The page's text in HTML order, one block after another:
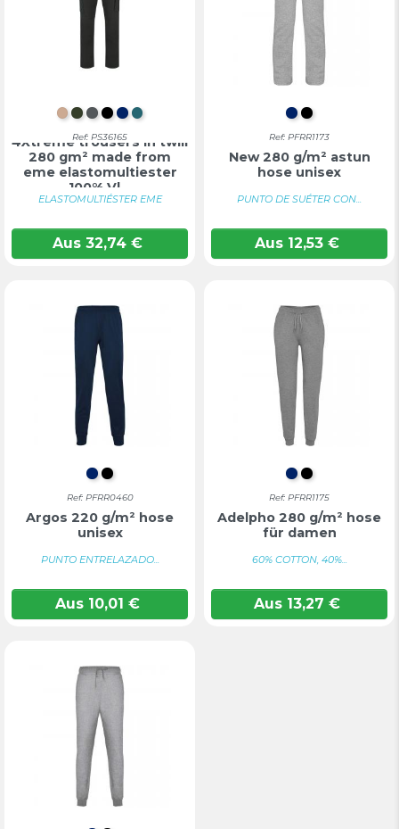
NATURAL HELL
MILITÄRGRÜN
DUNKELGRAU
SCHWARZ
MARINEBLAU
OLBLAU
Ref: PS36165
4Xtreme trousers in twill
280 gm² made from
eme elastomultiester
100% Vl...
ELASTOMULTIÉSTER EME
Aus 32,74 €
MARINEBLAU
Ref: PFRR1173
New 280 g/m² astun
hose unisex
PUNTO DE SUÉTER CON...
Aus 12,53 €
MARINEBLAU
TIEFSCHWARZ
Ref: PFRR0460
Argos 220 g/m² hose
unisex
PUNTO ENTRELAZADO...
Aus 10,01 €
MARINEBLAU
Ref: PFRR1175
Adelpho 280 g/m² hose
für damen
60% COTTON, 40%...
Aus 13,27 €